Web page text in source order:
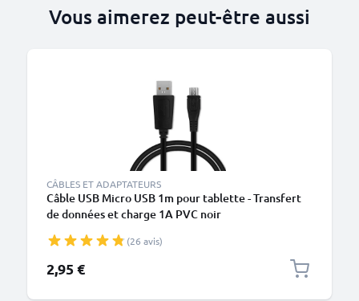
Vous aimerez peut-être aussi
CÂBLES ET ADAPTATEURS
Câble USB Micro USB 1m pour tablette - Transfert
de données et charge 1A PVC noir
(26 avis)
2,95 €